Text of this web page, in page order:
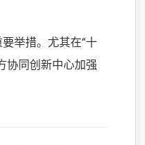
举措。尤其在“十
协同创新中心加强